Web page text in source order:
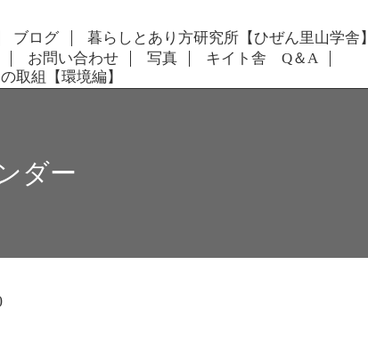
ブログ
暮らしとあり方研究所【ひぜん里山学舎】
お問い合わせ 写真
キイト舎 Q＆A
取組【環境編】
ダー